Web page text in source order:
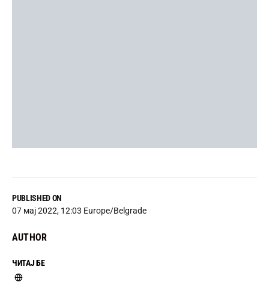
PUBLISHED ON
07 мај 2022, 12:03 Europe/Belgrade
AUTHOR
ЧИТАЈ БЕ